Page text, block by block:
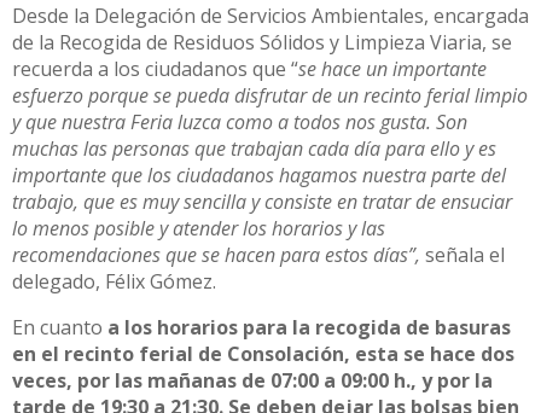
Desde la Delegación de Servicios Ambientales, encargada
de la Recogida de Residuos Sólidos y Limpieza Viaria, se
recuerda a los ciudadanos que “se hace un importante
esfuerzo porque se pueda disfrutar de un recinto ferial limpio
y que nuestra Feria luzca como a todos nos gusta. Son
muchas las personas que trabajan cada día para ello y es
importante que los ciudadanos hagamos nuestra parte del
trabajo, que es muy sencilla y consiste en tratar de ensuciar
lo menos posible y atender los horarios y las
recomendaciones que se hacen para estos días”, señala el
delegado, Félix Gómez.
En cuanto a los horarios para la recogida de basuras
en el recinto ferial de Consolación, esta se hace dos
veces, por las mañanas de 07:00 a 09:00 h., y por la
tarde de 19:30 a 21:30. Se deben dejar las bolsas bien